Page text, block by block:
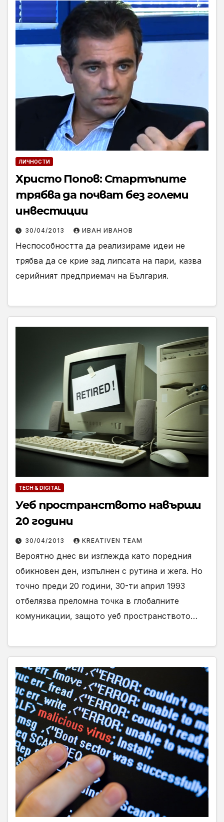
ЛИЧНОСТИ
Христо Попов: Стартъпите
трябва да почват без големи
инвестиции
30/04/2013 ИВАН ИВАНОВ
Неспособността да реализираме идеи не
трябва да се крие зад липсата на пари, казва
серийният предприемач на България.
TECH & DIGITAL
Уеб пространството навърши
20 години
30/04/2013 KREATIVEN TEAM
Вероятно днес ви изглежда като поредния
обикновен ден, изпълнен с рутина и жега. Но
точно преди 20 години, 30-ти април 1993
отбелязва преломна точка в глобалните
комуникации, защото уеб пространството…